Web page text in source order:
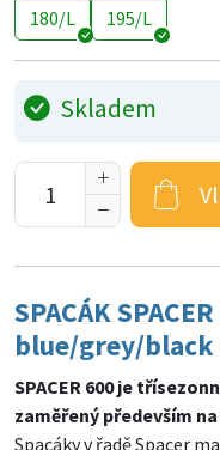
180/L 195/L
Skladem
SPACÁK
blue/grey/black
SPACER 600 je
zaměřený především
Spacáky v řadě Spacer